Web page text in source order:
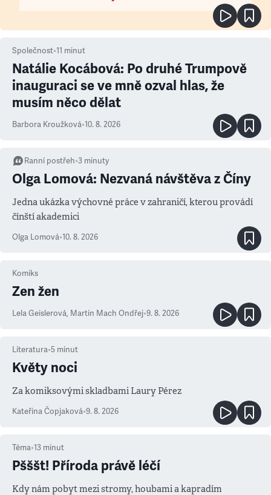
Společnost•11 minut
Natálie Kocábová: Po druhé Trumpově
inauguraci se ve mně ozval hlas, že
musím něco dělat
Barbora Kroužková•10. 8. 2026
Ranní postřeh•3 minuty
Olga Lomová: Nezvaná návštěva z Číny
Jedna ukázka výchovné práce v zahraničí, kterou provádí
čínští akademici
Olga Lomová•10. 8. 2026
Komiks
Zen žen
Lela Geislerová, Martin Mach Ondřej•9. 8. 2026
Literatura•5 minut
Květy noci
Za komiksovými skladbami Laury Pérez
Kateřina Čopjaková•9. 8. 2026
Téma•13 minut
Pšššt! Příroda právě léčí
Kdy nám pobyt mezi stromy, houbami a kapradím